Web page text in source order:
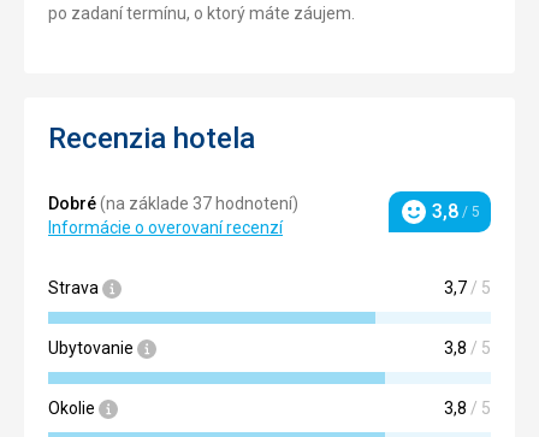
po zadaní termínu, o ktorý máte záujem.
Recenzia hotela
Dobré(na základe 37 hodnotení)
Informácie o overovaní recenzí
Hodnotenie
3,8 / 5
Strava 3,7 / 5
Ubytovanie 3,8 / 5
Okolie 3,8 / 5